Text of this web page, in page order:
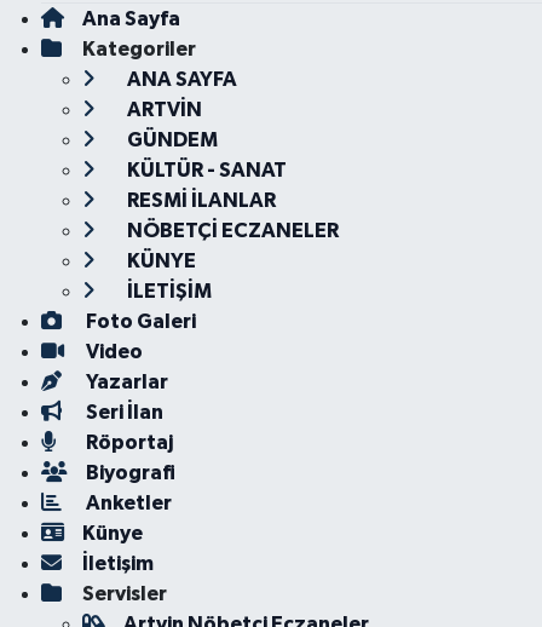
Ana Sayfa
Kategoriler
ANA SAYFA
ARTVİN
GÜNDEM
KÜLTÜR - SANAT
RESMİ İLANLAR
NÖBETÇİ ECZANELER
KÜNYE
İLETİŞİM
Foto Galeri
Video
Yazarlar
Seri İlan
Röportaj
Biyografi
Anketler
Künye
İletişim
Servisler